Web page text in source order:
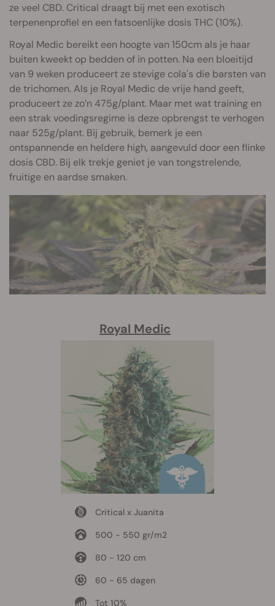
ze veel CBD. Critical draagt bij met een exotisch
terpenenprofiel en een fatsoenlijke dosis THC (10%).
Royal Medic bereikt een hoogte van 150cm als je haar
buiten kweekt op bedden of in potten. Na een bloeitijd
van 9 weken produceert ze stevige cola's die barsten van
de trichomen. Als je Royal Medic de vrije hand geeft,
produceert ze zo’n 475g/plant. Maar met wat training en
een strak voedingsregime is deze opbrengst te verhogen
naar 525g/plant. Bij gebruik, bemerk je een
ontspannende en heldere high, aangevuld door een flinke
dosis CBD. Bij elk trekje geniet je van tongstrelende,
fruitige en aardse smaken.
Royal Medic
Critical x Juanita
500 - 550 gr/m2
80 - 120 cm
60 - 65 dagen
Tot 10%